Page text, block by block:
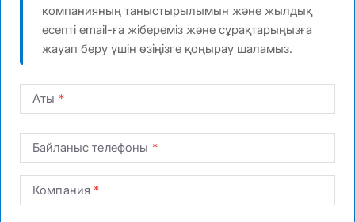
компанияның таныстырылымын және жылдық
есепті email-ға жібереміз және сұрақтарыңызға
жауап беру үшін өзіңізге қоңырау шаламыз.
Аты
Байланыс телефоны
Компания